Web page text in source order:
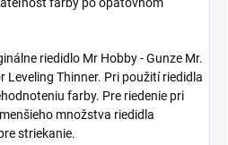
riedidlo Mr Hobby - Gunze Mr.
Leveling Thinner. Pri použití riedidla
farby. Pre riedenie pri
množstva riedidla
striekanie.